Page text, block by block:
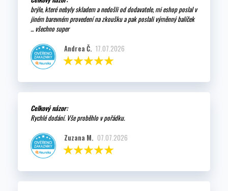
brýle, které nebyly skladem a nedošli od dodavatele, mi eshop poslal v
jiném barevném provedení na zkoušku a pak poslali výměnný balíček
... všechno super
Andrea Č. 17.07.2026
Celkový názor:
Rychlé dodání. Vše proběhlo v pořádku.
Zuzana M. 07.07.2026